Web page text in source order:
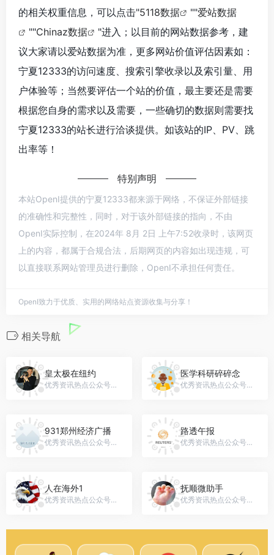
的相关权重信息，可以点击"5118数据 ""爱站数据
""Chinaz数据
"进入；以目前的网站数据参考，建
议大家请以爱站数据为准，更多网站价值评估因素如：
宁夏12333的访问速度、搜索引擎收录以及索引量、用
户体验等；当然要评估一个站的价值，最主要还是需要
根据您自身的需求以及需要，一些确切的数据则需要找
宁夏12333的站长进行洽谈提供。如该站的IP、PV、跳
出率等！
特别声明
本站OpenI提供的宁夏12333都来源于网络，不保证外部链接
的准确性和完整性，同时，对于该外部链接的指向，不由
OpenI实际控制，在2024年 8月 2日 上午7:52收录时，该网页
上的内容，都属于合规合法，后期网页的内容如出现违规，可
以直接联系网站管理员进行删除，OpenI不承担任何责任。
OpenI致力于优质、实用的网络站点资源收集与分享！
相关导航
皇太极在纽约
优秀资讯热点公众号，微信号：madisonand34
医学科研碎碎念
优秀资讯热点公众号，微信号：Med_Research_Yang
931郑州经济广播
优秀资讯热点公众号，微信号：gh_ab9996b405e8
路透午报
优秀资讯热点公众号，微信号：Reuters_Com_CN
人在海外1
优秀资讯热点公众号，微信号：gh_5e04ca6b2ca8
抚顺微助手
优秀资讯热点公众号，微信号：fsxiaowei